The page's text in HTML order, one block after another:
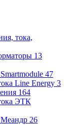
тока,
13
47
Line Energy 3
164
ЭТК
26